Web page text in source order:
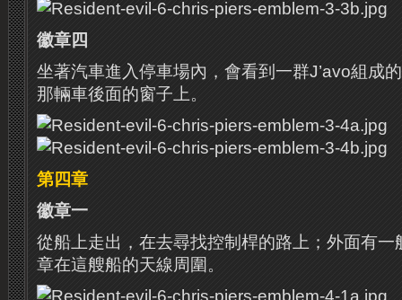
徽章四
坐著汽車進入停車場內，會看到一群J’avo組成
那輛車後面的窗子上。
第四章
徽章一
從船上走出，在去尋找控制桿的路上；外面有一
章在這艘船的天線周圍。